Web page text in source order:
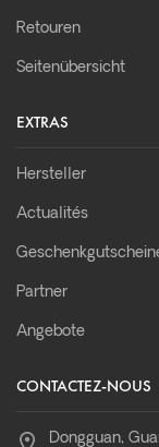
Retouren
Seitenübersicht
EXTRAS
Hersteller
Actualités
Partner
Angebote
CONTACTEZ-NOUS
Dongguan,